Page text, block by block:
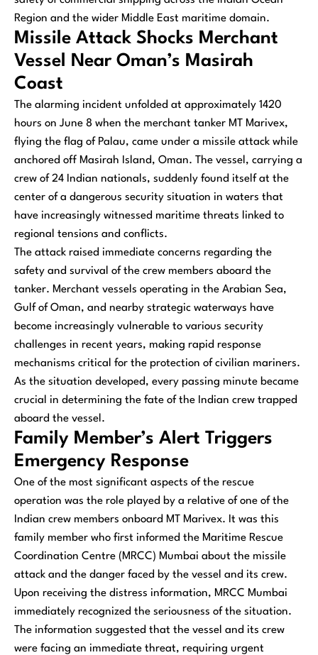
Region and the wider Middle East maritime domain.
Missile Attack Shocks Merchant
Vessel Near Oman’s Masirah
Coast
The alarming incident unfolded at approximately 1420
hours on June 8 when the merchant tanker MT Marivex,
flying the flag of Palau, came under a missile attack while
anchored off Masirah Island, Oman. The vessel, carrying a
crew of 24 Indian nationals, suddenly found itself at the
center of a dangerous security situation in waters that
have increasingly witnessed maritime threats linked to
regional tensions and conflicts.
The attack raised immediate concerns regarding the
safety and survival of the crew members aboard the
tanker. Merchant vessels operating in the Arabian Sea,
Gulf of Oman, and nearby strategic waterways have
become increasingly vulnerable to various security
challenges in recent years, making rapid response
mechanisms critical for the protection of civilian mariners.
As the situation developed, every passing minute became
crucial in determining the fate of the Indian crew trapped
aboard the vessel.
Family Member’s Alert Triggers
Emergency Response
One of the most significant aspects of the rescue
operation was the role played by a relative of one of the
Indian crew members onboard MT Marivex. It was this
family member who first informed the Maritime Rescue
Coordination Centre (MRCC) Mumbai about the missile
attack and the danger faced by the vessel and its crew.
Upon receiving the distress information, MRCC Mumbai
immediately recognized the seriousness of the situation.
The information suggested that the vessel and its crew
were facing an immediate threat, requiring urgent